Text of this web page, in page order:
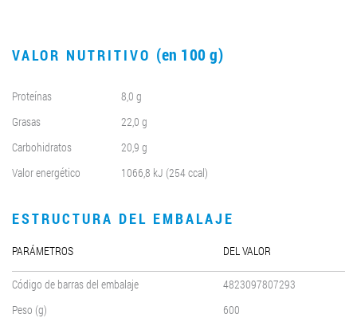
VALOR NUTRITIVO (en 100 g)
Proteínas
8,0 g
Grasas
22,0 g
Carbohidratos
20,9 g
Valor energético
1066,8 kJ (254 ccal)
ESTRUCTURA DEL EMBALAJE
PARÁMETROS DEL VALOR
Código de barras del embalaje
4823097807293
Peso (g)
600